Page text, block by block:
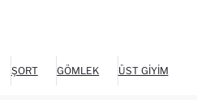
ŞORT GÖMLEK ÜST GIYIM